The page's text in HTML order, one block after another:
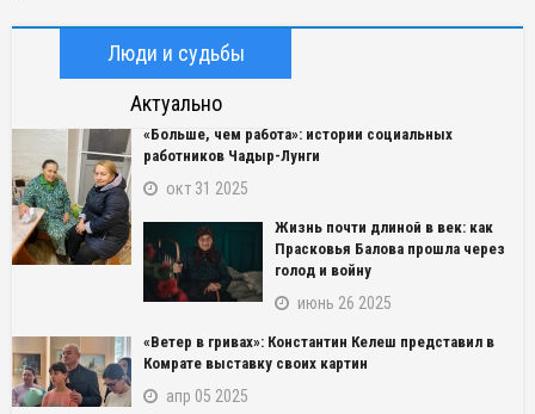
Люди и судьбы
Актуально
«Больше, чем работа»: истории социальных
работников Чадыр-Лунги
окт 31 2025
Жизнь почти длиной в век: как
Прасковья Балова прошла через
голод и войну
июнь 26 2025
«Ветер в гривах»: Константин Келеш представил в
Комрате выставку своих картин
апр 05 2025